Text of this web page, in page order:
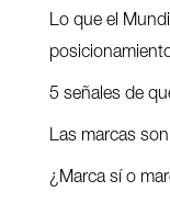
Lo que el
5 señales de
Las marcas
¿Marca sí o